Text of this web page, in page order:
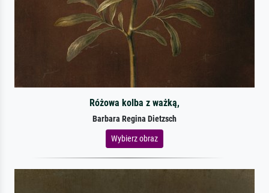
Różowa kolba z ważką,
Barbara Regina Dietzsch
Wybierz obraz